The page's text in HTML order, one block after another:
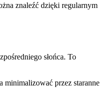
znaleźć dzięki regularnym
słońca. To
minimalizować przez staranne